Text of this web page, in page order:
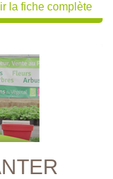
la fiche complète